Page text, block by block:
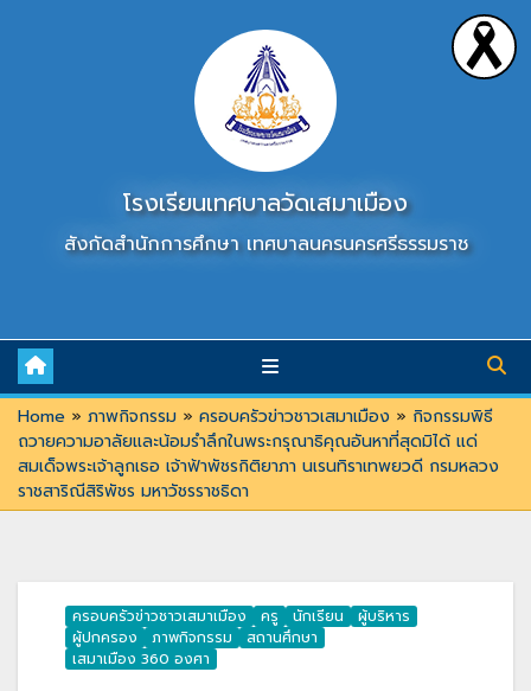
โรงเรียนเทศบาลวัดเสมาเมือง
สังกัดสำนักการศึกษา เทศบาลนครนครศรีธรรมราช
Home » ภาพกิจกรรม » ครอบครัวข่าวชาวเสมาเมือง » กิจกรรมพิธี
ถวายความอาลัยและน้อมรำลึกในพระกรุณาธิคุณอันหาที่สุดมิได้ แด่
สมเด็จพระเจ้าลูกเธอ เจ้าฟ้าพัชรกิติยาภา นเรนทิราเทพยวดี กรมหลวง
ราชสาริณีสิริพัชร มหาวัชรราชธิดา
ครอบครัวข่าวชาวเสมาเมือง ครู นักเรียน
ผู้บริหาร
ผู้ปกครอง
ภาพกิจกรรม
สถานศึกษา
เสมาเมือง 360 องศา